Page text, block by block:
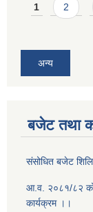
Pages
1 2
अन्य
बजेट तथा
संसोधित बजेट
आ.व. २०८१/८२ को
कार्यक्रम ।।